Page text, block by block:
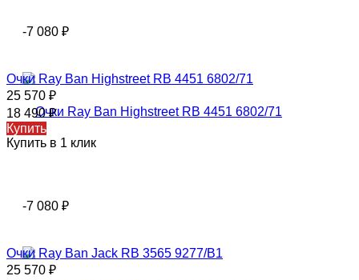
-7 080 ₽
Очки Ray Ban Highstreet RB 4451 6802/71
25 570 ₽
18 490₽
Купить
Купить в 1 клик
-7 080 ₽
Очки Ray Ban Jack RB 3565 9277/B1
25 570 ₽